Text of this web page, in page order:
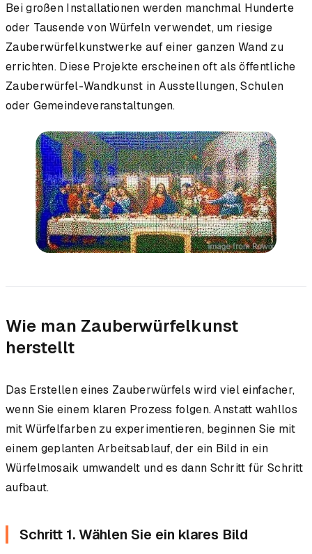
Bei großen Installationen werden manchmal Hunderte
oder Tausende von Würfeln verwendet, um riesige
Zauberwürfelkunstwerke auf einer ganzen Wand zu
errichten. Diese Projekte erscheinen oft als öffentliche
Zauberwürfel-Wandkunst in Ausstellungen, Schulen
oder Gemeindeveranstaltungen.
Wie man Zauberwürfelkunst
herstellt
Das Erstellen eines Zauberwürfels wird viel einfacher,
wenn Sie einem klaren Prozess folgen. Anstatt wahllos
mit Würfelfarben zu experimentieren, beginnen Sie mit
einem geplanten Arbeitsablauf, der ein Bild in ein
Würfelmosaik umwandelt und es dann Schritt für Schritt
aufbaut.
Schritt 1. Wählen Sie ein klares Bild